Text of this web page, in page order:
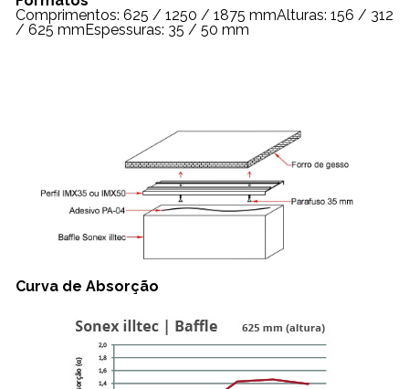
Comprimentos: 625 / 1250 / 1875 mmAlturas: 156 / 312
/ 625 mmEspessuras: 35 / 50 mm
Curva de Absorção